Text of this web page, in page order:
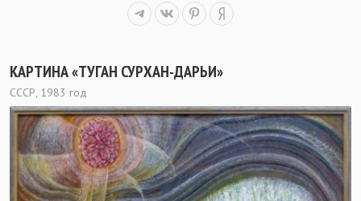
КАРТИНА «ТУГАН СУРХАН-ДАРЬИ»
СССР, 1983 год